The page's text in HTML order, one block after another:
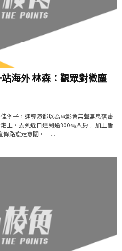
站海外 林森：觀眾對微塵
例子，連導演都以為電影會無聲無息落畫
上，去到近日達到逾800萬票房； 加上香
條路愈走愈闊，三...